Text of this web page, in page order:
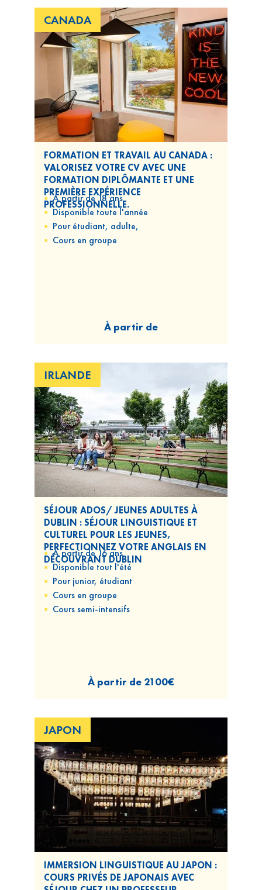
CANADA
FORMATION ET TRAVAIL AU CANADA :
VALORISEZ VOTRE CV AVEC UNE
FORMATION DIPLÔMANTE ET UNE
PREMIÈRE EXPÉRIENCE
PROFESSIONNELLE.
A partir de 18 ans
Disponible toute l'année
Pour étudiant, adulte,
Cours en groupe
À partir de
IRLANDE
SÉJOUR ADOS/ JEUNES ADULTES À
DUBLIN : SÉJOUR LINGUISTIQUE ET
CULTUREL POUR LES JEUNES,
PERFECTIONNEZ VOTRE ANGLAIS EN
DÉCOUVRANT DUBLIN
A partir de 16 ans
Disponible tout l'été
Pour junior, étudiant
Cours en groupe
Courssemi-intensifs
À partir de 2100€
JAPON
IMMERSION LINGUISTIQUE AU JAPON :
COURS PRIVÉS DE JAPONAIS AVEC